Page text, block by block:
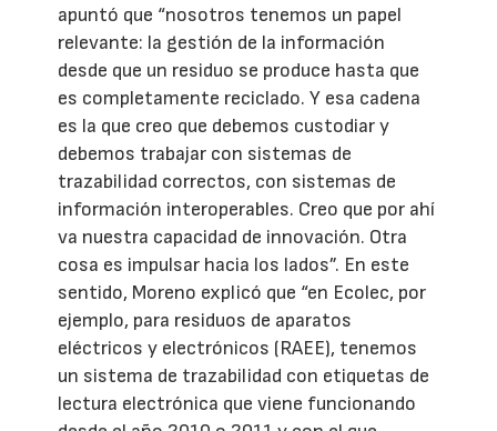
apuntó que “nosotros tenemos un papel
relevante: la gestión de la información
desde que un residuo se produce hasta que
es completamente reciclado. Y esa cadena
es la que creo que debemos custodiar y
debemos trabajar con sistemas de
trazabilidad correctos, con sistemas de
información interoperables. Creo que por ahí
va nuestra capacidad de innovación. Otra
cosa es impulsar hacia los lados”. En este
sentido, Moreno explicó que “en Ecolec, por
ejemplo, para residuos de aparatos
eléctricos y electrónicos (RAEE), tenemos
un sistema de trazabilidad con etiquetas de
lectura electrónica que viene funcionando